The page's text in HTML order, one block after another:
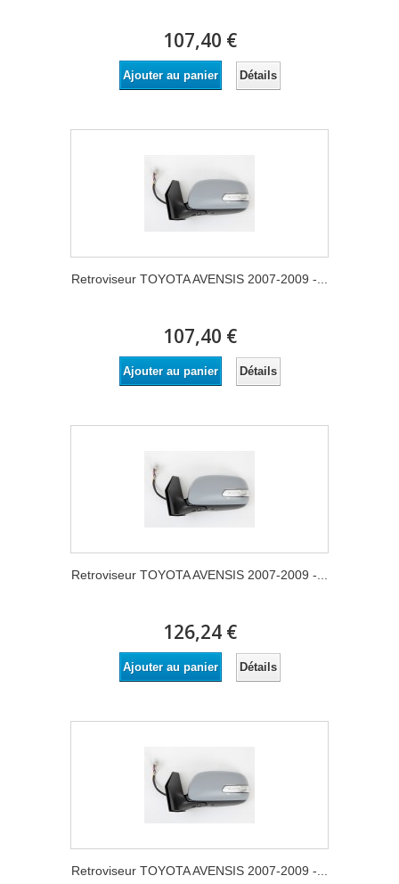
107,40 €
Ajouter au panier Détails
Retroviseur TOYOTA AVENSIS 2007-2009 -...
107,40 €
Ajouter au panier Détails
Retroviseur TOYOTA AVENSIS 2007-2009 -...
126,24 €
Ajouter au panier Détails
Retroviseur TOYOTA AVENSIS 2007-2009 -...